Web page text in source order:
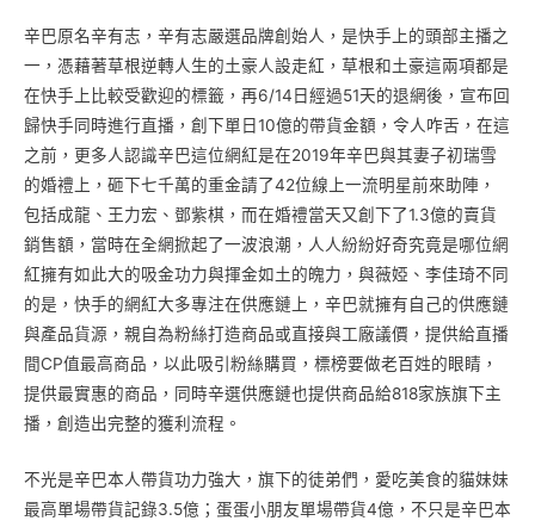
辛巴原名辛有志，辛有志嚴選品牌創始人，是快手上的頭部主播之
一，憑藉著草根逆轉人生的土豪人設走紅，草根和土豪這兩項都是
在快手上比較受歡迎的標籤，再6/14日經過51天的退網後，宣布回
歸快手同時進行直播，創下單日10億的帶貨金額，令人咋舌，在這
之前，更多人認識辛巴這位網紅是在2019年辛巴與其妻子初瑞雪
的婚禮上，砸下七千萬的重金請了42位線上一流明星前來助陣，
包括成龍、王力宏、鄧紫棋，而在婚禮當天又創下了1.3億的賣貨
銷售額，當時在全網掀起了一波浪潮，人人紛紛好奇究竟是哪位網
紅擁有如此大的吸金功力與揮金如土的魄力，與薇婭、李佳琦不同
的是，快手的網紅大多專注在供應鏈上，辛巴就擁有自己的供應鏈
與產品貨源，親自為粉絲打造商品或直接與工廠議價，提供給直播
間CP值最高商品，以此吸引粉絲購買，標榜要做老百姓的眼睛，
提供最實惠的商品，同時辛選供應鏈也提供商品給818家族旗下主
播，創造出完整的獲利流程。
不光是辛巴本人帶貨功力強大，旗下的徒弟們，愛吃美食的貓妹妹
最高單場帶貨記錄3.5億；蛋蛋小朋友單場帶貨4億，不只是辛巴本